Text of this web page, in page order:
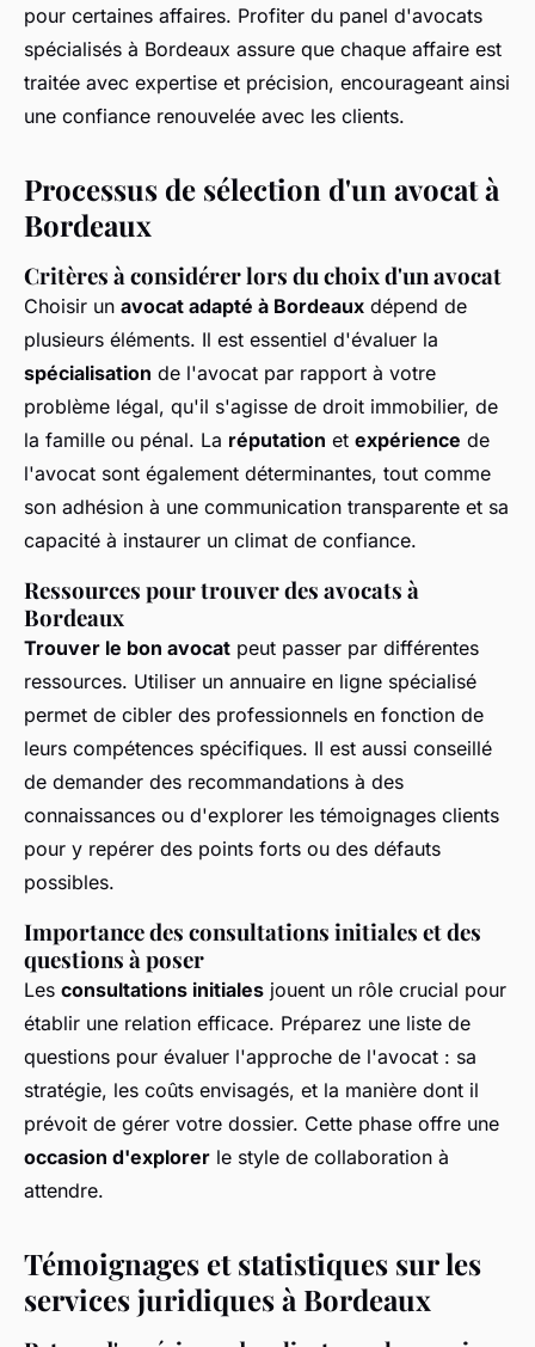
pour certaines affaires. Profiter du panel d'avocats
spécialisés à Bordeaux assure que chaque affaire est
traitée avec expertise et précision, encourageant ainsi
une confiance renouvelée avec les clients.
Processus de sélection d'un avocat à
Bordeaux
Critères à considérer lors du choix d'un avocat
Choisir un avocat adapté à Bordeaux dépend de
plusieurs éléments. Il est essentiel d'évaluer la
spécialisation de l'avocat par rapport à votre
problème légal, qu'il s'agisse de droit immobilier, de
la famille ou pénal. La réputation et expérience de
l'avocat sont également déterminantes, tout comme
son adhésion à une communication transparente et sa
capacité à instaurer un climat de confiance.
Ressources pour trouver des avocats à
Bordeaux
Trouver le bon avocat peut passer par différentes
ressources. Utiliser un annuaire en ligne spécialisé
permet de cibler des professionnels en fonction de
leurs compétences spécifiques. Il est aussi conseillé
de demander des recommandations à des
connaissances ou d'explorer les témoignages clients
pour y repérer des points forts ou des défauts
possibles.
Importance des consultations initiales et des
questions à poser
Les consultations initiales jouent un rôle crucial pour
établir une relation efficace. Préparez une liste de
questions pour évaluer l'approche de l'avocat : sa
stratégie, les coûts envisagés, et la manière dont il
prévoit de gérer votre dossier. Cette phase offre une
occasion d'explorer le style de collaboration à
attendre.
Témoignages et statistiques sur les
services juridiques à Bordeaux